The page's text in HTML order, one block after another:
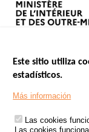
Footer
TRATAMIENTO DE
Este sitio utiliza
estadísticos.
Más información
Las cookies
Las cookies